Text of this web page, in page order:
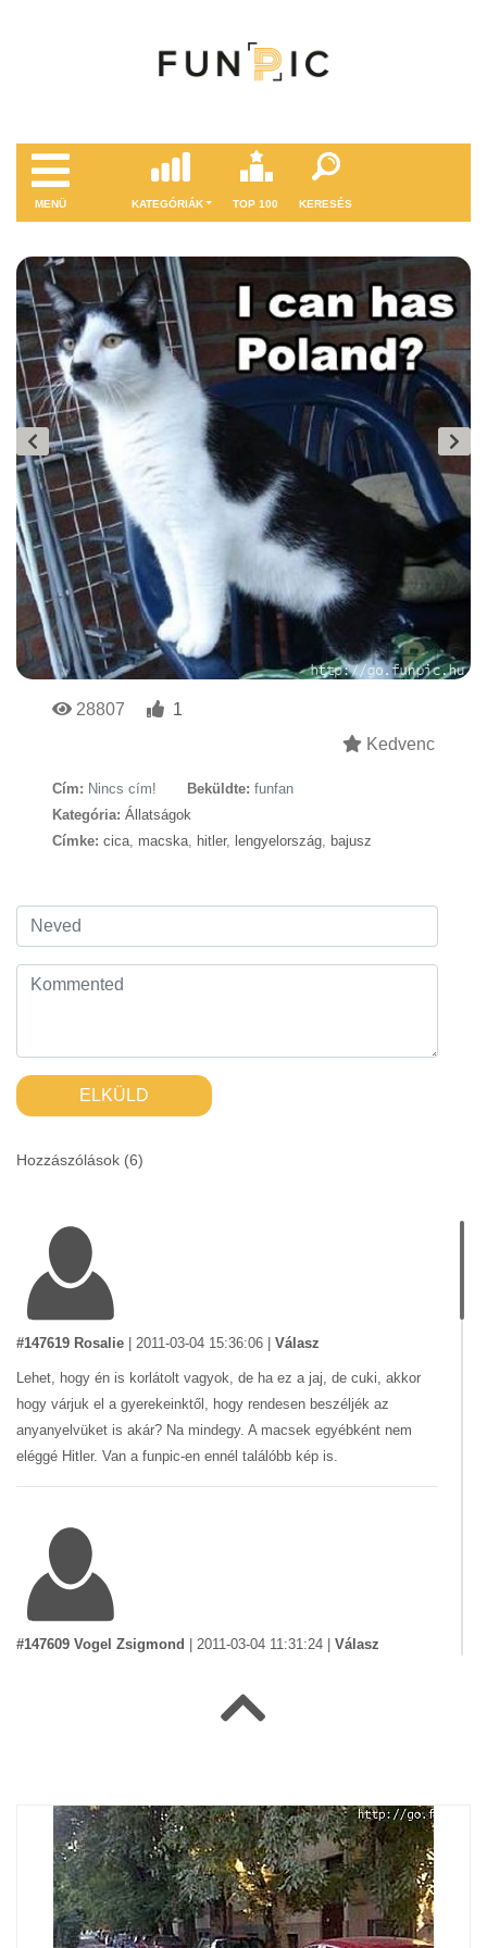
MENÜ KATEGÓRIÁK TOP 100 KERESÉS
28807
1
Kedvenc
Cím: Nincs cím! Beküldte: funfan
Kategória: Állatságok
Címke: cica macska hitler, lengyelország bajusz
ELKÜLD
Hozzászólások (6)
#147619 Rosalie | 2011-03-04 15:36:06 | Válasz
Lehet, hogy én is korlátolt vagyok, de ha ez a jaj, de cuki, akkor
hogy várjuk el a gyerekeinktől, hogy rendesen beszéljék az
anyanyelvüket is akár? Na mindegy. A macsek egyébként nem
eléggé Hitler. Van a funpic-en ennél találóbb kép is.
#147609 Vogel Zsigmond | 2011-03-04 11:31:24 | Válasz
mondatot a kepre angolul. Jezus Maria! I has Polland ??? Es
#147612 Bungle|2011-03-04 11:51:29| Válasz